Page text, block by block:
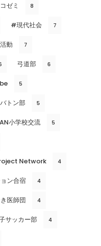
ゼミ 8
#現代社会 7
動 7
弓道部 6
5
バトン部 5
小学校交流 5
Network 4
ン合宿 4
医師団 4
サッカー部 4